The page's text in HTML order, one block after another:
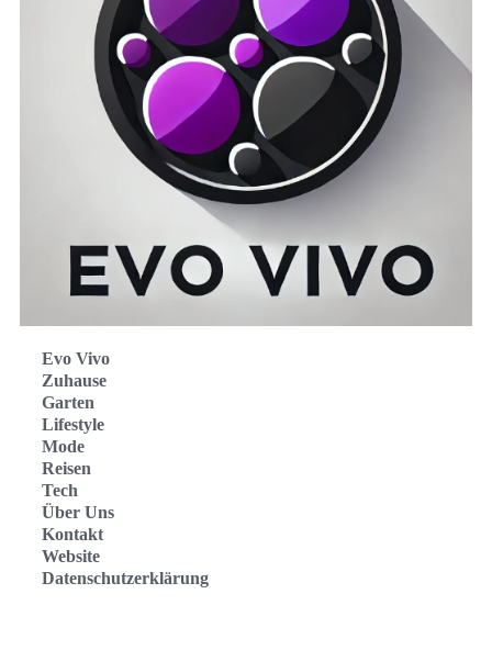
Evo Vivo
Zuhause
Garten
Lifestyle
Mode
Reisen
Tech
Über Uns
Kontakt
Website
Datenschutzerklärung